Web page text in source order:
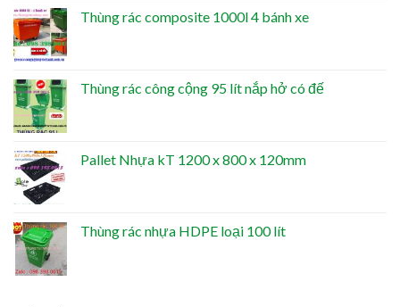
Thùng rác composite 1000l 4 bánh xe
Thùng rác công cộng 95 lít nắp hở có đế
Pallet Nhựa kT 1200 x 800 x 120mm
Thùng rác nhựa HDPE loại 100 lít